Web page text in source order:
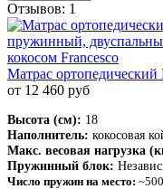
Отзывов: 1
Матрас ортопедический
от 12 460 руб
Высота (см): 18
Наполнитель: кокосовая
Макс. весовая нагрузка
Пружинный блок:
Число пружин на место: ~500